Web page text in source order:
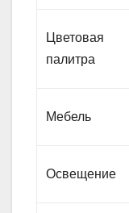
Цветовая
палитра
Мебель
Освещение